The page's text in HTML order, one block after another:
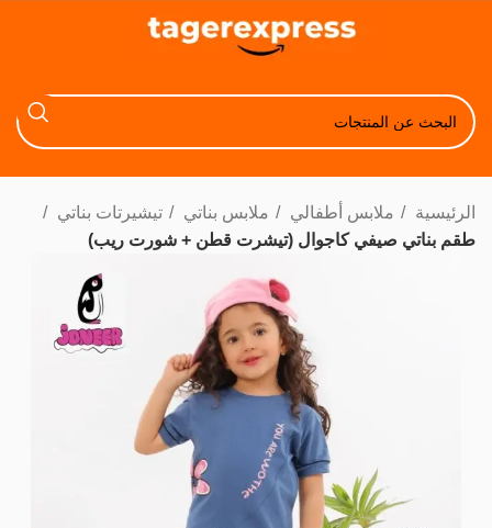
الرئيسية ملابس أطفالي ملابس بناتي
تيشيرتات بناتي
طقم بناتي صيفي كاجوال (تيشرت قطن + شورت ريب)